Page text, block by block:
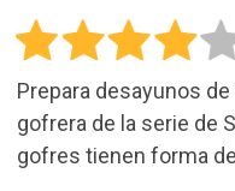
Prepara desayunos
gofrera de la serie de
gofres tienen forma